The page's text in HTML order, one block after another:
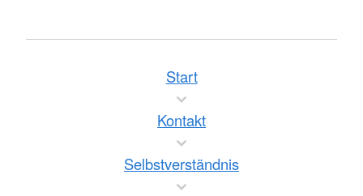
Start
Kontakt
Selbstverständnis